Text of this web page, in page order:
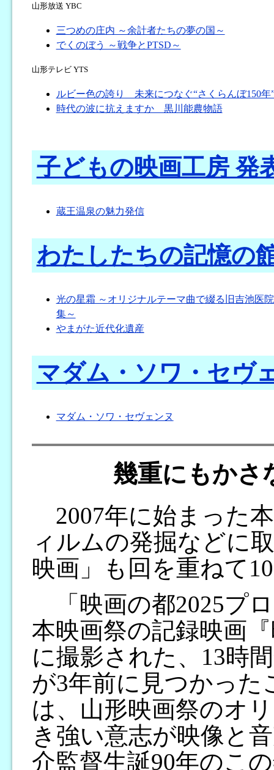
山形放送 YBC
三つめの庄内 ～余計者たちの夢の国～
でくのぼう ～戦争とPTSD～
山形テレビ YTS
ルビー色の誇り 未来につなぐ“さくらんぼ150年
時代の波に抗えますか 黒川能農物語
子どもの映画工房 発
蔵王温泉の魅力発信
わたしたちの記憶
光の星霜 ～オリジナルテーマ曲で綴る旧吉池医
集～
やまがた近代化遺産
マダム・ソワ・セヴ
マダム・ソワ・セヴェンヌ
幾重にもかさ
2007年に始まった
ィルムの発掘などに
映画」も回を重ねて
「映画の都2025プ
本映画祭の記録映画
に撮影された、13時
が3年前に見つかっ
は、山形映画祭のオ
き強い意志が映像と
介監督生誕90年のこ